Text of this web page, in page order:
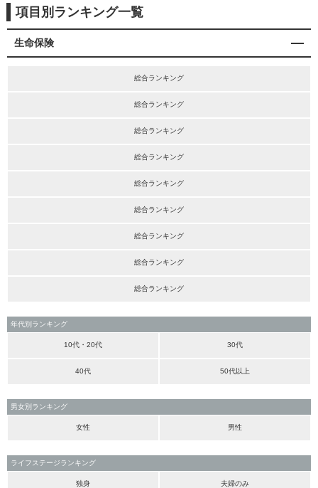
項目別ランキング一覧
生命保険
総合ランキング
総合ランキング
総合ランキング
総合ランキング
総合ランキング
総合ランキング
総合ランキング
総合ランキング
総合ランキング
年代別ランキング
10代・20代 30代
40代 50代以上
男女別ランキング
女性 男性
ライフステージランキング
独身 夫婦のみ